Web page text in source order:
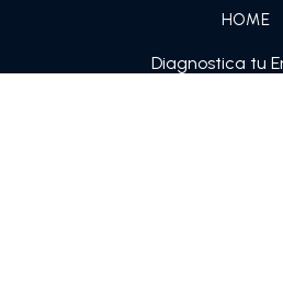
HOME
Diagnostica tu